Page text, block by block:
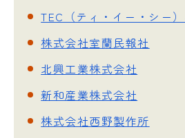
TEC（ティ・イー・シー
株式会社室蘭民報社
北興工業株式会社
新和産業株式会社
株式会社西野製作所